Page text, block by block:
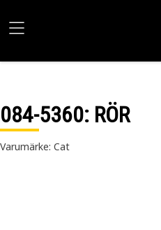
084-5360: RÖR
Varumärke: Cat